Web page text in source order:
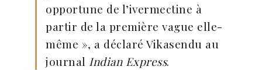
opportune de l’ivermectine à
partir de la première vague elle-
même », a déclaré Vikasendu au
journal Indian Express.